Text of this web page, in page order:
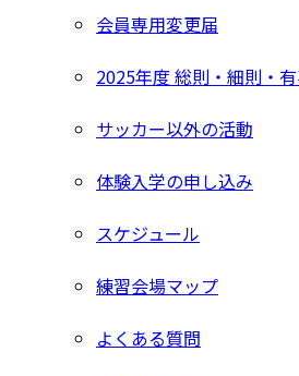
会員専用変更届
2025年度 総則・細則・
サッカー以外の活動
体験入学の申し込み
スケジュール
練習会場マップ
よくある質問